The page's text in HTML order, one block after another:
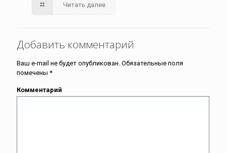
Читать далее
Добавить комментарий
Ваш e-mail не будет опубликован. Обязательные поля
помечены *
Комментарий